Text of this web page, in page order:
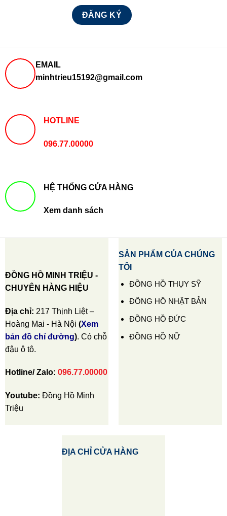
EMAIL
minhtrieu15192@gmail.com
HOTLINE
096.77.00000
HỆ THỐNG CỬA HÀNG
Xem danh sách
ĐỒNG HỒ MINH TRIỆU -
CHUYÊN HÀNG HIỆU
Địa chỉ: 217 Thịnh Liệt –
Hoàng Mai - Hà Nội (Xem
bản đồ chỉ đường). Có chỗ
đậu ô tô.
Hotline/ Zalo: 096.77.00000
Youtube: Đồng Hồ Minh
Triệu
SẢN PHẨM CỦA CHÚNG
TÔI
ĐỒNG HỒ THỤY SỸ
ĐỒNG HỒ NHẬT BẢN
ĐỒNG HỒ ĐỨC
ĐỒNG HỒ NỮ
ĐỊA CHỈ CỬA HÀNG